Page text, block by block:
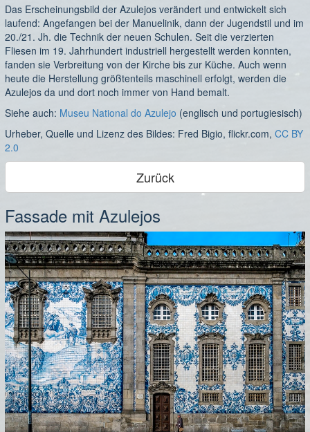
Das Erscheinungsbild der Azulejos verändert und entwickelt sich
laufend: Angefangen bei der Manuelinik, dann der Jugendstil und im
20./21. Jh. die Technik der neuen Schulen. Seit die verzierten
Fliesen im 19. Jahrhundert industriell hergestellt werden konnten,
fanden sie Verbreitung von der Kirche bis zur Küche. Auch wenn
heute die Herstellung größtenteils maschinell erfolgt, werden die
Azulejos da und dort noch immer von Hand bemalt.
Siehe auch: Museu National do Azulejo (englisch und portugiesisch)
Urheber, Quelle und Lizenz des Bildes: Fred Bigio, flickr.com,CC BY
2.0
Zurück
Fassade mit Azulejos